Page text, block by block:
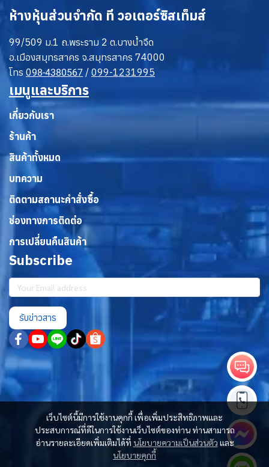
เว็บไซต์นี้มีการใช้งานคุกกี้ เพื่อเพิ่มประสิทธิภาพและ
ประสบการณ์ที่ดีในการใช้งานเว็บไซต์ของท่าน ท่านสามารถ
อ่านรายละเอียดเพิ่มเติมได้ที่ นโยบายความเป็นส่วนตัว และ
นโยบายคุกกี้
ห้างหุ้นส่วนจำกัด ที วอเตอร์ซิสเท็มส์
99/509 ม.1 ถ.พระราม 2 ต.บางน้ำจืด
อ.เมืองสมุทรสาคร จ.สมุทรสาคร 74000
โทร098-4380567 / 099-1231995
เมนูและบริการ
เกี่ยวกับเรา
ร้านค้า
สินค้าทั้งหมด
บทความ
ติดตามสถานะคำสั่งซื้อ
ช่องทางการติดต่อ
การเปลี่ยนคืนสินค้า
Subscribe
รับข่าวสาร